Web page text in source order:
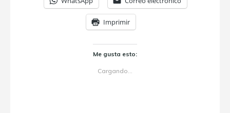
Imprimir
Me gusta esto:
Cargando...